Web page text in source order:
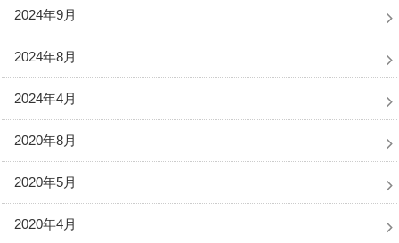
2024年9月
2024年8月
2024年4月
2020年8月
2020年5月
2020年4月